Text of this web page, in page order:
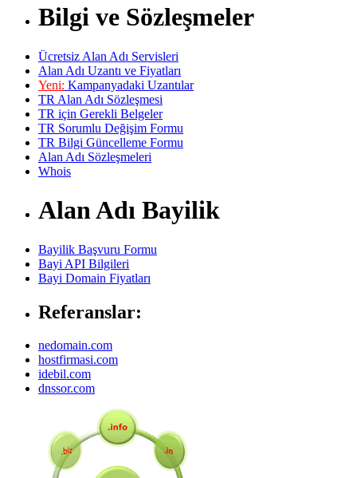
Bilgi ve Sözleşmeler
Ücretsiz Alan Adı Servisleri
Alan Adı Uzantı ve Fiyatları
Yeni: Kampanyadaki Uzantılar
TR Alan Adı Sözleşmesi
TR için Gerekli Belgeler
TR Sorumlu Değişim Formu
TR Bilgi Güncelleme Formu
Alan Adı Sözleşmeleri
Whois
Alan Adı Bayilik
Bayilik Başvuru Formu
Bayi API Bilgileri
Bayi Domain Fiyatları
Referanslar:
nedomain.com
hostfirmasi.com
idebil.com
dnssor.com